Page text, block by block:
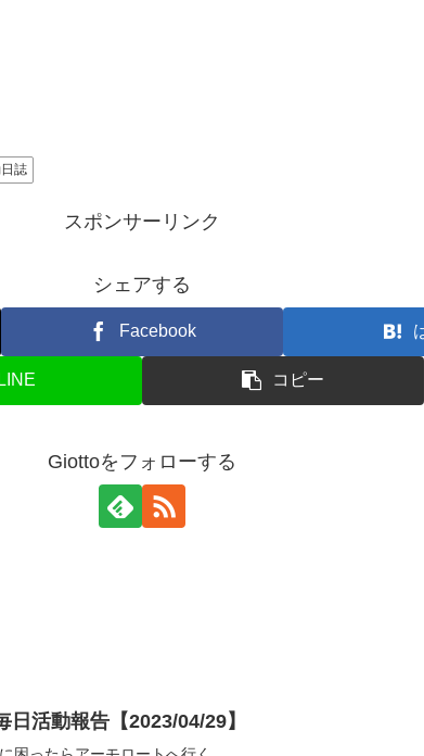
誌
スポンサーリンク
シェアする
Facebook
LINE コピー
Giottoをフォローする
日活動報告【2023/04/29】